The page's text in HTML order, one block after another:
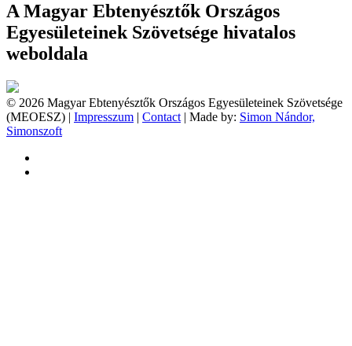
A Magyar Ebtenyésztők Országos
Egyesületeinek Szövetsége hivatalos
weboldala
© 2026 Magyar Ebtenyésztők Országos Egyesületeinek Szövetsége
(MEOESZ) | Impresszum | Contact | Made by: Simon Nándor,
Simonszoft